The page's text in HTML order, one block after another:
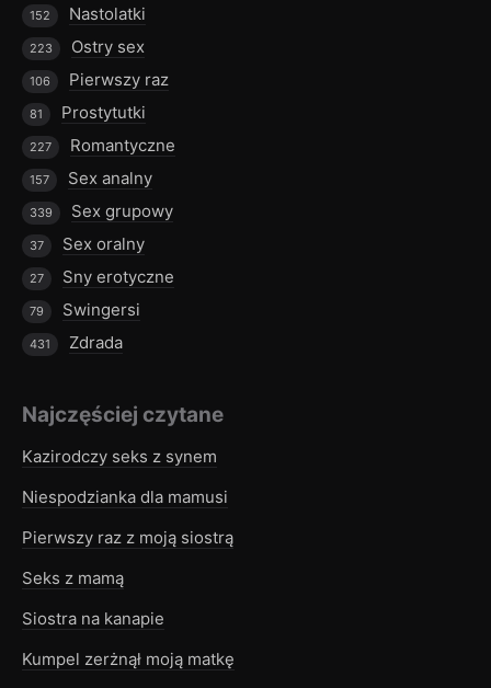
Nastolatki
152
Ostry sex
223
Pierwszy raz
106
Prostytutki
81
Romantyczne
227
Sex analny
157
Sex grupowy
339
Sex oralny
37
Sny erotyczne
27
Swingersi
79
Zdrada
431
Najczęściej czytane
Kazirodczy seks z synem
Niespodzianka dla mamusi
Pierwszy raz z moją siostrą
Seks z mamą
Siostra na kanapie
Kumpel zerżnął moją matkę